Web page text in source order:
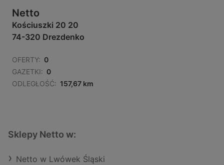
Netto
Kościuszki 20 20
74-320 Drezdenko
OFERTY: 0
GAZETKI: 0
ODLEGŁOŚĆ: 157,67 km
Sklepy Netto w:
Netto w Lwówek Śląski